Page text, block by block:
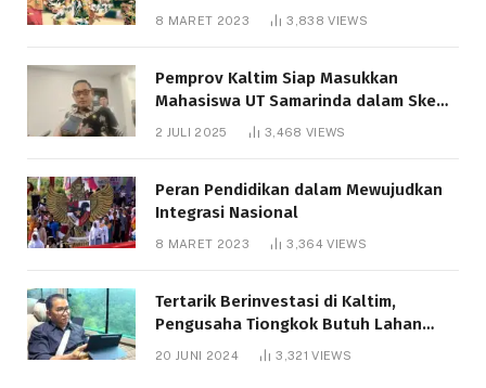
8 MARET 2023 3,838VIEWS
Pemprov Kaltim Siap Masukkan
Mahasiswa UT Samarinda dalam Skema
Bantuan Pendidikan Gratispol
2 JULI 2025 3,468 VIEWS
Peran Pendidikan dalam Mewujudkan
Integrasi Nasional
8 MARET 2023 3,364VIEWS
Tertarik Berinvestasi di Kaltim,
Pengusaha Tiongkok Butuh Lahan
1.000 Hektare
20 JUNI 2024 3,321VIEWS